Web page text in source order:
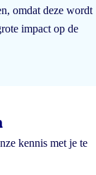
omdat deze wordt
impact op de
kennis met je te